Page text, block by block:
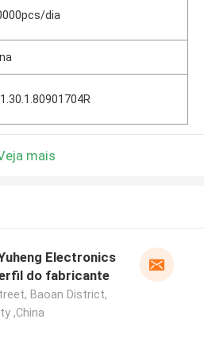
dia
mais
Electronics
do fabricante
Baoan District,
,China